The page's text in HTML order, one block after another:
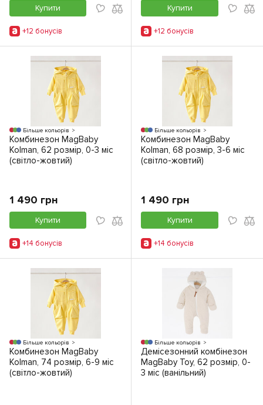
Купити
+12 бонусiв
Купити
+12 бонусiв
Більше кольорів
Комбинезон MagBaby
Kolman, 62 розмір, 0-3 міс
(світло-жовтий)
1 490 грн
Купити
+14 бонусiв
Більше кольорів
Комбинезон MagBaby
Kolman, 68 розмір, 3-6 міс
(світло-жовтий)
1 490 грн
Купити
+14 бонусiв
Більше кольорів
Комбинезон MagBaby
Kolman, 74 розмір, 6-9 міс
(світло-жовтий)
Більше кольорів
Демісезонний комбінезон
MagBaby Toy, 62 розмір, 0-
3 міс (ванільний)